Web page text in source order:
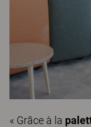
« Grâce à la